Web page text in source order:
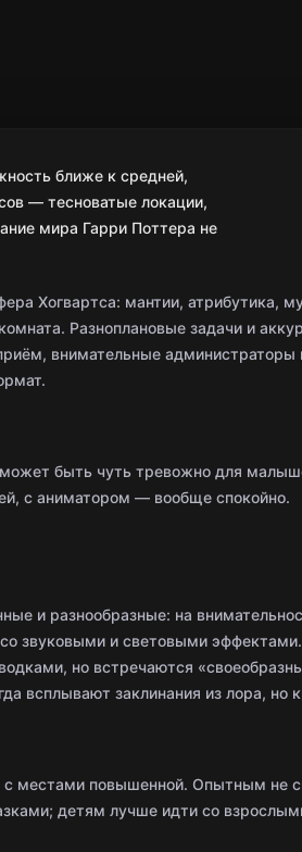
ближе к средней,
— тесноватые локации,
мира Гарри Поттера не
Хогвартса: мантии, атрибутика,
Разноплановые задачи и
внимательные администраторы
быть чуть тревожно для
с аниматором — вообще спокойно.
и разнообразные: на
звуковыми и световыми
но встречаются
всплывают заклинания из лора, но
местами повышенной. Опытным не
детям лучше идти со